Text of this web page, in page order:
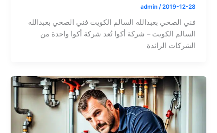
admin /2019-12-28
فني الصحي بعبدالله السالم الكويت فني الصحي بعبدالله
السالم الكويت – شركة أكوا تُعد شركة أكوا واحدة من
الشركات الرائدة